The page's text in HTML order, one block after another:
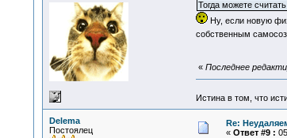
Тогда можете
Ну, если новую
собственным
« Последнее
Истина в том, что
Delema
Постоялец
Re:
« Ответ #9 :